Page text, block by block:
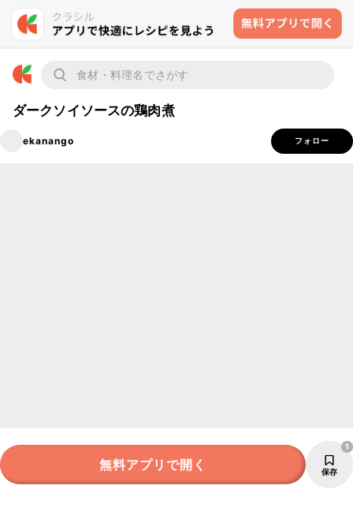
ダークソイソースの鶏肉煮
ekanango フォロー
無料アプリで開く 保存
1